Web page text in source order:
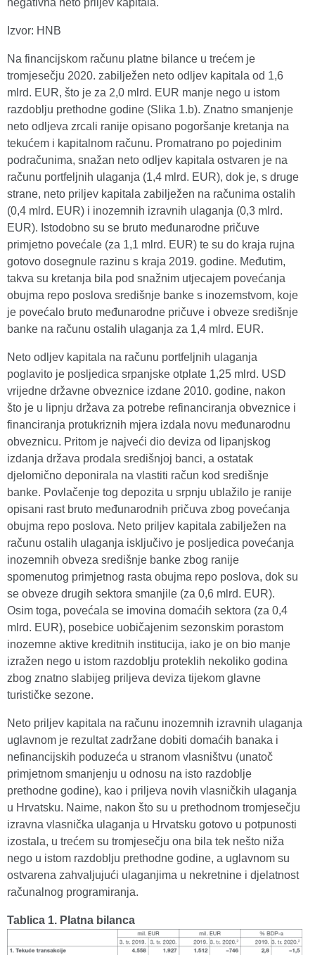
negativna neto priljev kapitala.
Izvor: HNB
Na financijskom računu platne bilance u trećem je
tromjesečju 2020. zabilježen neto odljev kapitala od 1,6
mlrd. EUR, što je za 2,0 mlrd. EUR manje nego u istom
razdoblju prethodne godine (Slika 1.b). Znatno smanjenje
neto odljeva zrcali ranije opisano pogoršanje kretanja na
tekućem i kapitalnom računu. Promatrano po pojedinim
podračunima, snažan neto odljev kapitala ostvaren je na
računu portfeljnih ulaganja (1,4 mlrd. EUR), dok je, s druge
strane, neto priljev kapitala zabilježen na računima ostalih
(0,4 mlrd. EUR) i inozemnih izravnih ulaganja (0,3 mlrd.
EUR). Istodobno su se bruto međunarodne pričuve
primjetno povećale (za 1,1 mlrd. EUR) te su do kraja rujna
gotovo dosegnule razinu s kraja 2019. godine. Međutim,
takva su kretanja bila pod snažnim utjecajem povećanja
obujma repo poslova središnje banke s inozemstvom, koje
je povećalo bruto međunarodne pričuve i obveze središnje
banke na računu ostalih ulaganja za 1,4 mlrd. EUR.
Neto odljev kapitala na računu portfeljnih ulaganja
poglavito je posljedica srpanjske otplate 1,25 mlrd. USD
vrijedne državne obveznice izdane 2010. godine, nakon
što je u lipnju država za potrebe refinanciranja obveznice i
financiranja protukriznih mjera izdala novu međunarodnu
obveznicu. Pritom je najveći dio deviza od lipanjskog
izdanja država prodala središnjoj banci, a ostatak
djelomično deponirala na vlastiti račun kod središnje
banke. Povlačenje tog depozita u srpnju ublažilo je ranije
opisani rast bruto međunarodnih pričuva zbog povećanja
obujma repo poslova. Neto priljev kapitala zabilježen na
računu ostalih ulaganja isključivo je posljedica povećanja
inozemnih obveza središnje banke zbog ranije
spomenutog primjetnog rasta obujma repo poslova, dok su
se obveze drugih sektora smanjile (za 0,6 mlrd. EUR).
Osim toga, povećala se imovina domaćih sektora (za 0,4
mlrd. EUR), posebice uobičajenim sezonskim porastom
inozemne aktive kreditnih institucija, iako je on bio manje
izražen nego u istom razdoblju proteklih nekoliko godina
zbog znatno slabijeg priljeva deviza tijekom glavne
turističke sezone.
Neto priljev kapitala na računu inozemnih izravnih ulaganja
uglavnom je rezultat zadržane dobiti domaćih banaka i
nefinancijskih poduzeća u stranom vlasništvu (unatoč
primjetnom smanjenju u odnosu na isto razdoblje
prethodne godine), kao i priljeva novih vlasničkih ulaganja
u Hrvatsku. Naime, nakon što su u prethodnom tromjesečju
izravna vlasnička ulaganja u Hrvatsku gotovo u potpunosti
izostala, u trećem su tromjesečju ona bila tek nešto niža
nego u istom razdoblju prethodne godine, a uglavnom su
ostvarena zahvaljujući ulaganjima u nekretnine i djelatnost
računalnog programiranja.
Tablica 1. Platna bilanca